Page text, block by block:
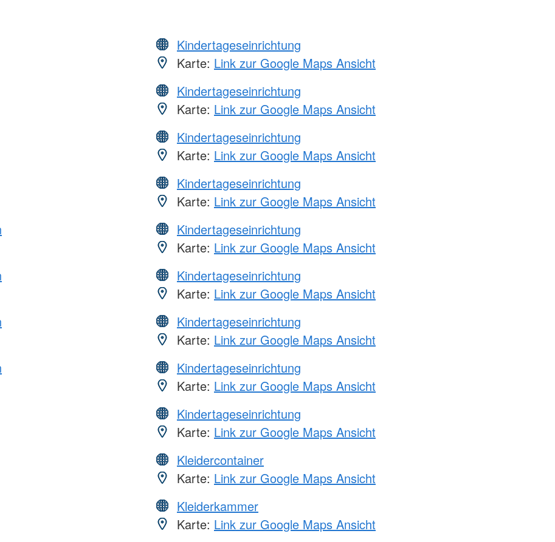
Kindertageseinrichtung
Karte: Link zur Google Maps Ansicht
Kindertageseinrichtung
Karte: Link zur Google Maps Ansicht
Kindertageseinrichtung
Karte: Link zur Google Maps Ansicht
Kindertageseinrichtung
Karte: Link zur Google Maps Ansicht
Kindertageseinrichtung
Karte: Link zur Google Maps Ansicht
Kindertageseinrichtung
Karte: Link zur Google Maps Ansicht
Kindertageseinrichtung
Karte: Link zur Google Maps Ansicht
Kindertageseinrichtung
Karte: Link zur Google Maps Ansicht
Kindertageseinrichtung
Karte: Link zur Google Maps Ansicht
Kleidercontainer
Karte: Link zur Google Maps Ansicht
Kleiderkammer
Karte: Link zur Google Maps Ansicht